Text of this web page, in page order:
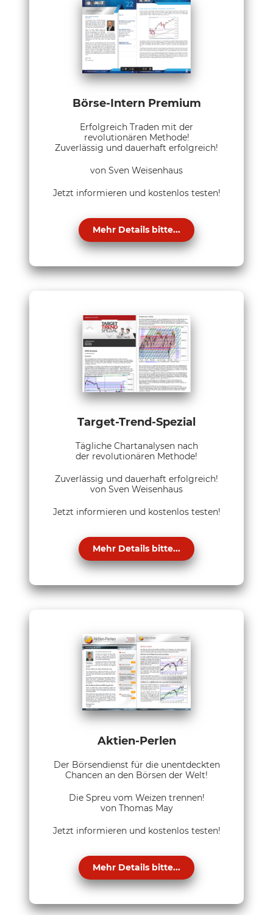
Börse-Intern Premium
Erfolgreich Traden mit der
revolutionären Methode!
Zuverlässig und dauerhaft erfolgreich!
von Sven Weisenhaus
Jetzt informieren und kostenlos testen!
Mehr Details bitte...
Target-Trend-Spezial
Tägliche Chartanalysen nach
der revolutionären Methode!
Zuverlässig und dauerhaft erfolgreich!
von Sven Weisenhaus
Jetzt informieren und kostenlos testen!
Mehr Details bitte...
Aktien-Perlen
Der Börsendienst für die unentdeckten
Chancen an den Börsen der Welt!
Die Spreu vom Weizen trennen!
von Thomas May
Jetzt informieren und kostenlos testen!
Mehr Details bitte...